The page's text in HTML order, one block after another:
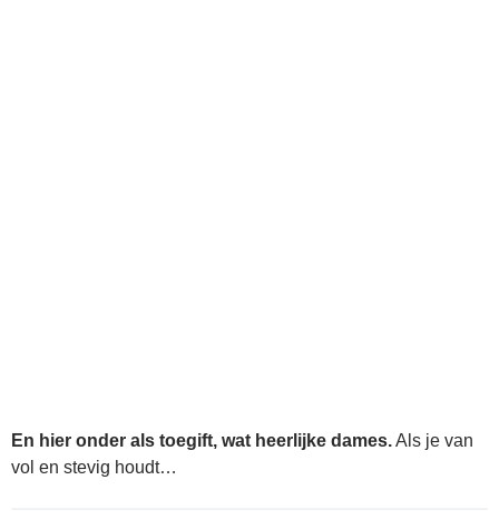
En hier onder als toegift, wat heerlijke dames.Als je van
vol en stevig houdt…